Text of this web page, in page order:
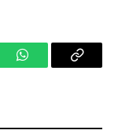
WhatsAppCopy